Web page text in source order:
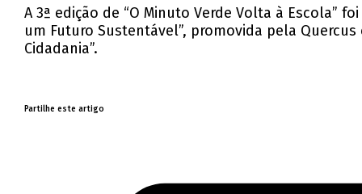
A 3ª edição de “O Minuto Verde Volta à Escola”
um Futuro Sustentável”, promovida pela
Cidadania”.
Partilhe este artigo